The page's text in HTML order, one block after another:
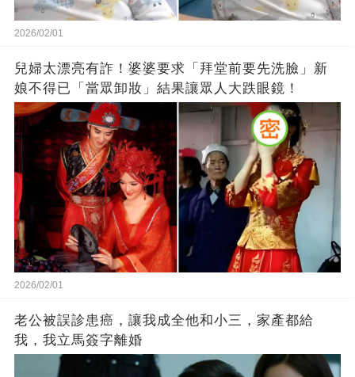
2026/02/01
兒婦太漂亮有詐！婆婆要求「拜堂前要先洗臉」新
娘不得已「當眾卸妝」結果讓眾人大跌眼鏡！
2026/02/01
老公被誤診患癌，讓我成全他和小三，家產都給
我，我立馬簽字離婚